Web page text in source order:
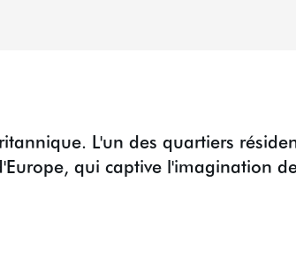
L'un des quartiers
qui captive l'imagination